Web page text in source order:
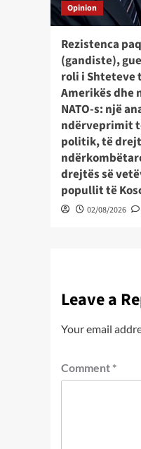
Opinion
Rezistenca
(gandiste),
roli i Shteteve
Amerikës dhe
NATO-s: një
ndërveprimit
politik, të
drejtës së
popullit të
02/08/2026
Leave a
Your email
Comment *